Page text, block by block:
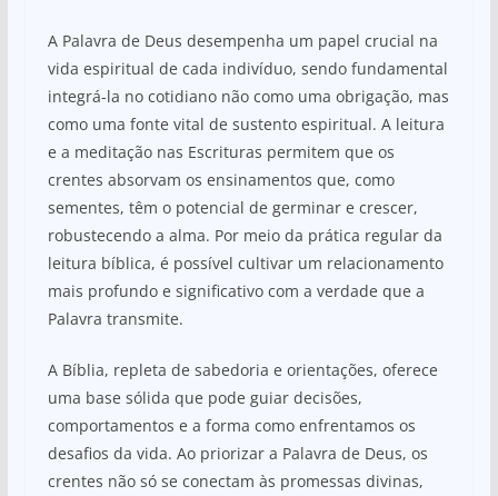
A Palavra de Deus desempenha um papel crucial na
vida espiritual de cada indivíduo, sendo fundamental
integrá-la no cotidiano não como uma obrigação, mas
como uma fonte vital de sustento espiritual. A leitura
e a meditação nas Escrituras permitem que os
crentes absorvam os ensinamentos que, como
sementes, têm o potencial de germinar e crescer,
robustecendo a alma. Por meio da prática regular da
leitura bíblica, é possível cultivar um relacionamento
mais profundo e significativo com a verdade que a
Palavra transmite.
A Bíblia, repleta de sabedoria e orientações, oferece
uma base sólida que pode guiar decisões,
comportamentos e a forma como enfrentamos os
desafios da vida. Ao priorizar a Palavra de Deus, os
crentes não só se conectam às promessas divinas,